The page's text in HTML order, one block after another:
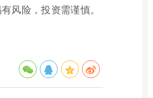
风险，投资需谨慎。